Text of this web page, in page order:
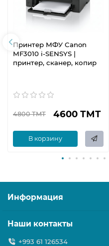
Принтер МФУ Canon
MF3010 i-SENSYS |
принтер, сканер, копир
4800 ТМТ 4600 ТМТ
В корзину
Информация
Наши контакты
+993 61 126534